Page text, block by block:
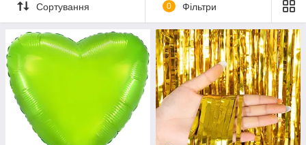
Сортування 0 Фільтри